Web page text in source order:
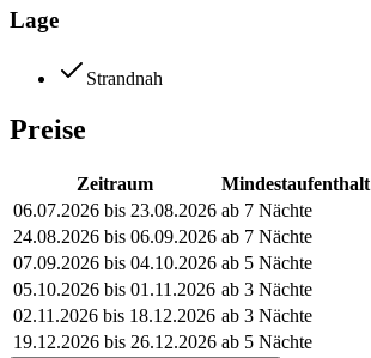
Lage
Strandnah
Preise
Zeitraum Mindestaufenthalt
06.07.2026 bis 23.08.2026 ab 7 Nächte
24.08.2026 bis 06.09.2026 ab 7 Nächte
07.09.2026 bis 04.10.2026 ab 5 Nächte
05.10.2026 bis 01.11.2026 ab 3 Nächte
02.11.2026 bis 18.12.2026 ab 3 Nächte
19.12.2026 bis 26.12.2026 ab 5 Nächte